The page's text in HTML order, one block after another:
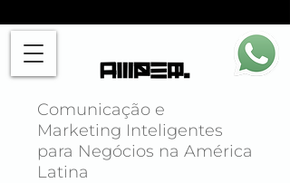
Comunicação e
Marketing Inteligentes
para Negócios na América
Latina